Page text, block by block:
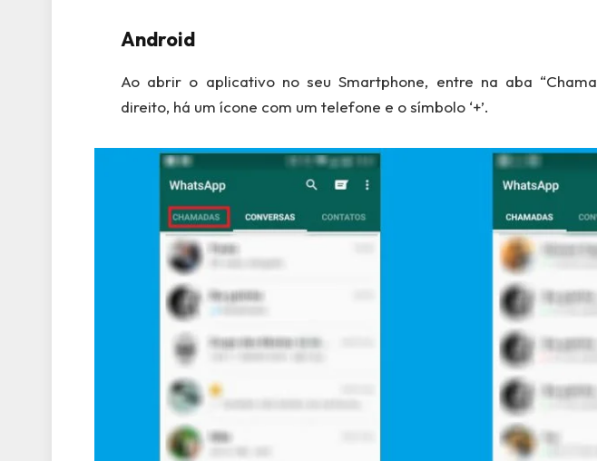
Android
Ao abrir o aplicativo no seu Smartphone, entre na aba
direito, há um ícone com um telefone e o símbolo ‘+’.